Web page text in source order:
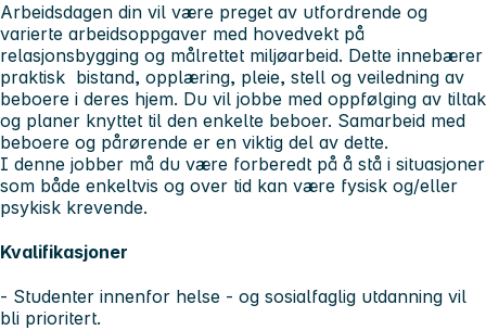
Arbeidsdagen din vil være preget av utfordrende og
varierte arbeidsoppgaver med hovedvekt på
relasjonsbygging og målrettet miljøarbeid. Dette innebærer
praktisk bistand, opplæring, pleie, stell og veiledning av
beboere i deres hjem. Du vil jobbe med oppfølging av tiltak
og planer knyttet til den enkelte beboer. Samarbeid med
beboere og pårørende er en viktig del av dette.
I denne jobber må du være forberedt på å stå i situasjoner
som både enkeltvis og over tid kan være fysisk og/eller
psykisk krevende.
Kvalifikasjoner
- Studenter innenfor helse - og sosialfaglig utdanning vil
bli prioritert.